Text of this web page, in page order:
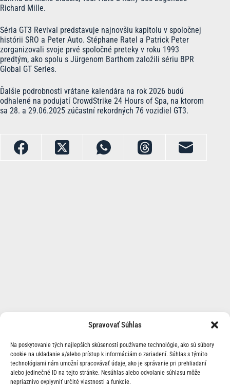
Spravovať Súhlas
Na poskytovanie tých najlepších skúseností používame technológie, ako sú súbory
cookie na ukladanie a/alebo prístup k informáciám o zariadení. Súhlas s týmito
technológiami nám umožní spracovávať údaje, ako je správanie pri prehliadaní
alebo jedinečné ID na tejto stránke. Nesúhlas alebo odvolanie súhlasu môže
nepriaznivo ovplyvniť určité vlastnosti a funkcie.
Richard Mille.
Séria GT3 Revival predstavuje najnovšiu kapitolu v spoločnej
histórii SRO a Peter Auto. Stéphane Ratel a Patrick Peter
zorganizovali svoje prvé spoločné preteky v roku 1993
predtým, ako spolu s Jürgenom Barthom založili sériu BPR
Global GT Series.
Ďalšie podrobnosti vrátane kalendára na rok 2026 budú
odhalené na podujatí CrowdStrike 24 Hours of Spa, na ktorom
sa 28. a 29.06.2025 zúčastní rekordných 76 vozidiel GT3.